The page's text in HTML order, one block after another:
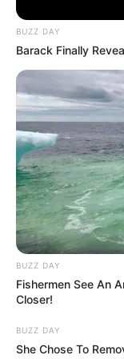
TEMAS
PERIODISTA
BRICEÑO -
NOTICIAS
BUZZ DAY
Barack Finally
BUZZ DAY
Fishermen See An
Closer!
BUZZ DAY
She Chose To